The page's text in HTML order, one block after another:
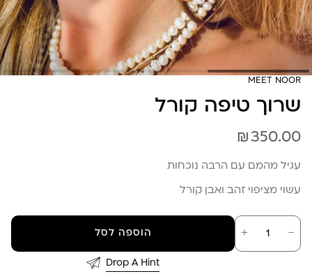
MEET NOOR
שרוך טיפה קורל
₪350.00
עגיל מהמם עם הרבה נוכחות
עשוי מציפוי זהב ואבן קורל
－
כמות
של
שרוך
＋ הוספה לסל
Drop A Hint